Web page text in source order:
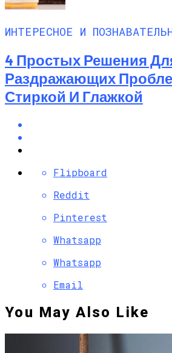
ИНТЕРЕСНОЕ И
4 Простых Решения
Раздражающих
Стиркой И Глажкой
Flipboard
Reddit
Pinterest
Whatsapp
Whatsapp
Email
You May Also Like